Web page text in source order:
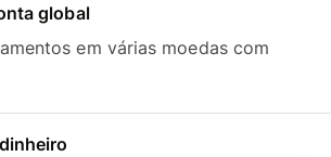
global
em várias moedas com